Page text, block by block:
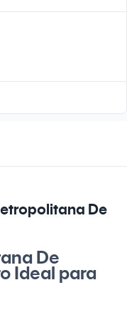
De
De
Ideal para
más fácil? El Jac